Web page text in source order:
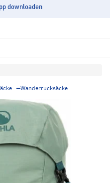
downloaden
Wanderrucksäcke